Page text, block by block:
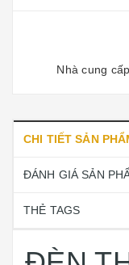
Nhà cung
CHI TIẾT SẢN
ĐÁNH GIÁ SẢN
THẺ TAGS